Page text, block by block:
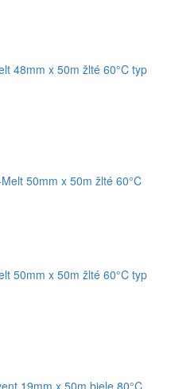
48mm x 50m žlté 60°C typ
50mm x 50m žlté 60°C typ